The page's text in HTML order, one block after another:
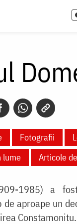
Fotografii
lume Articole
1985) a
aproape un
Constamonitu.